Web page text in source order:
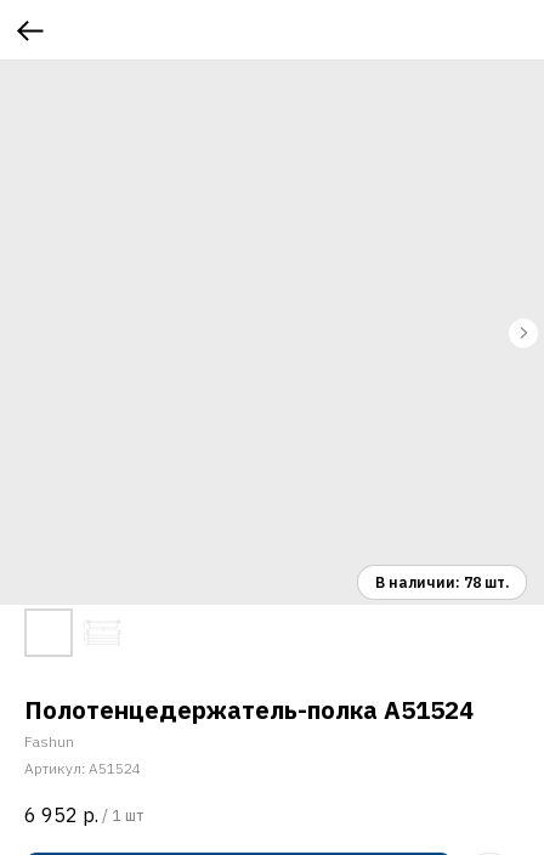
Полотенцедержатель-полка A51524
Fashun
Артикул: A51524
6 952 р. / 1 шт